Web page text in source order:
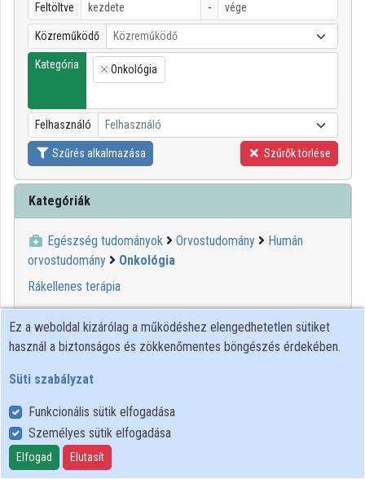
Kategóriák
Intézményi listák
Közreműködők
Feltöltve -
Közreműködő Közreműködő
Kategória
×
Onkológia
Felhasználó Felhasználó
Szűrés alkalmazása Szűrők törlése
Kategóriák
Egészség tudományok Orvostudomány
Humán
orvostudomány
Onkológia
Rákellenes terápia
00:48:34 MINDENTUDÁS
Ez a weboldal kizárólag a működéshez elengedhetetlen sütiket
használ a biztonságos és zökkenőmentes böngészés érdekében.
Süti szabályzat
Funkcionális sütik elfogadása
Személyes sütik elfogadása
Elfogad Elutasít